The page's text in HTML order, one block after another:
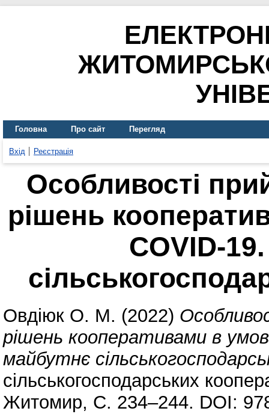
Головна Про сайт Перегляд
Вхід Реєстрація
Особливості
рішень
COVID-
Овдіюк О. М. (2022)
рішень кооперативами в
майбутнє
сільськогосподарських
Житомир, С. 234–244. DOI: